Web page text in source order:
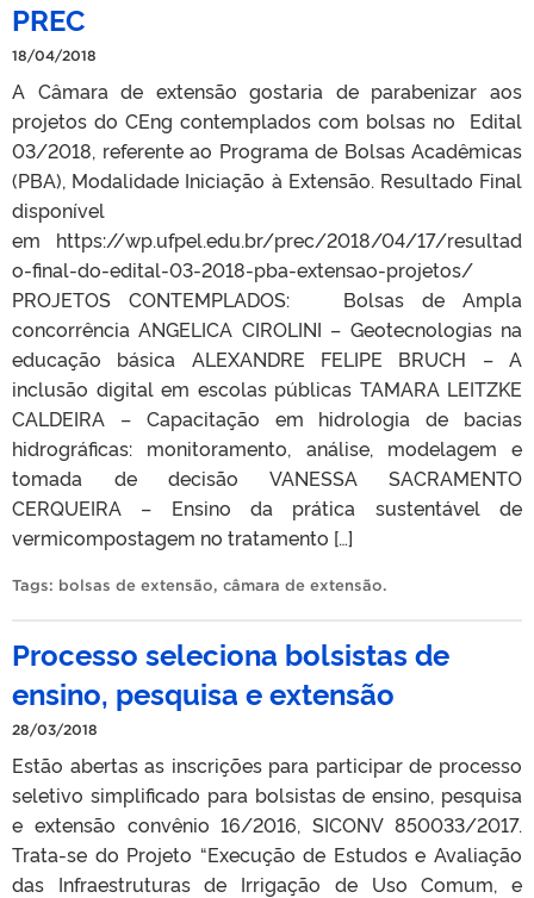
PREC
18/04/2018
A Câmara de extensão gostaria de parabenizar aos
projetos do CEng contemplados com bolsas no Edital
03/2018, referente ao Programa de Bolsas Acadêmicas
(PBA), Modalidade Iniciação à Extensão. Resultado Final
disponível
em https://wp.ufpel.edu.br/prec/2018/04/17/resultad
o-final-do-edital-03-2018-pba-extensao-projetos/
PROJETOS CONTEMPLADOS: Bolsas de Ampla
concorrência ANGELICA CIROLINI – Geotecnologias na
educação básica ALEXANDRE FELIPE BRUCH – A
inclusão digital em escolas públicas TAMARA LEITZKE
CALDEIRA – Capacitação em hidrologia de bacias
hidrográficas: monitoramento, análise, modelagem e
tomada de decisão VANESSA SACRAMENTO
CERQUEIRA – Ensino da prática sustentável de
vermicompostagem no tratamento […]
Tags: bolsas de extensão, câmara de extensão.
Processo seleciona bolsistas de
ensino, pesquisa e extensão
28/03/2018
Estão abertas as inscrições para participar de processo
seletivo simplificado para bolsistas de ensino, pesquisa
e extensão convênio 16/2016, SICONV 850033/2017.
Trata-se do Projeto “Execução de Estudos e Avaliação
das Infraestruturas de Irrigação de Uso Comum, e